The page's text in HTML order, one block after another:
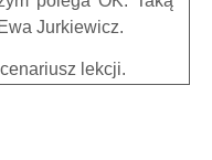
Jurkiewicz.
lekcji.